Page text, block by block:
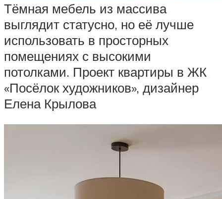
Тёмная мебель из массива
выглядит статусно, но её лучше
использовать в просторных
помещениях с высокими
потолками. Проект квартиры в ЖК
«Посёлок художников», дизайнер
Елена Крылова